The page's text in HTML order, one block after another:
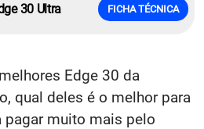
30 Ultra FICHA TÉCNICA
Edge 30 da
qual deles é o melhor para
pagar muito mais pelo